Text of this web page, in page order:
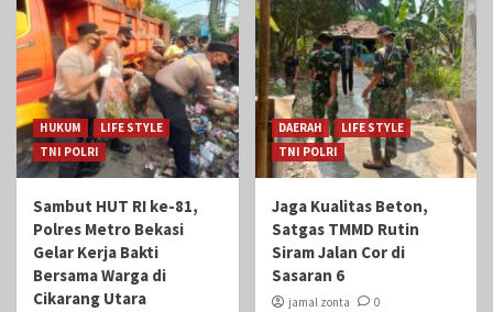
HUKUM
LIFE STYLE
TNI POLRI
Sambut HUT RI ke-81,
Polres Metro Bekasi
Gelar Kerja Bakti
Bersama Warga di
Cikarang Utara
DAERAH
LIFE STYLE
TNI POLRI
Jaga Kualitas Beton,
Satgas TMMD Rutin
Siram Jalan Cor di
Sasaran 6
jamal zonta 0